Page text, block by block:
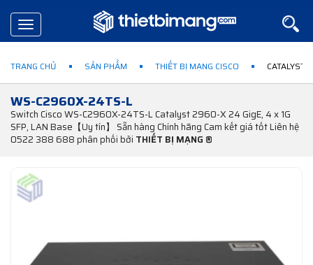
Toggle
navigation
TRANG CHỦ SẢN PHẨM THIẾT BỊ MẠNG CISCO CATALYST
WS-C2960X-24TS-L
Switch Cisco WS-C2960X-24TS-L Catalyst 2960-X 24 GigE, 4 x 1G
SFP, LAN Base【Uy tín】 Sẵn hàng Chính hãng Cam kết giá tốt Liên hệ
0522 388 688 phân phối bởi THIẾT BỊ MẠNG ®